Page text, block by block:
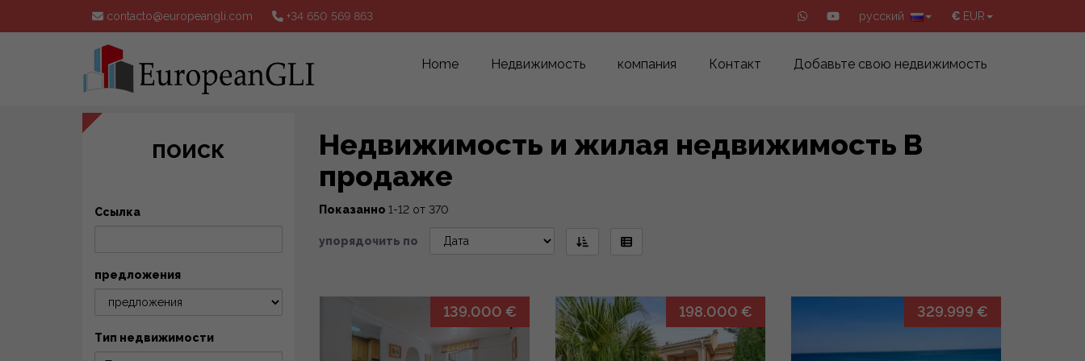
contacto@europeangli.com +34 650 569 863 € EUR
русский
Home Недвижимость компания Контакт Добавьте свою недвижимость
Недвижимость и жилая недвижимость В
продаже
Показанно 1-12 от 370
упорядочить по
139.000 € 198.000 € 329.999 €
ПОИСК
Ссылка
предложения
Тип недвижимости